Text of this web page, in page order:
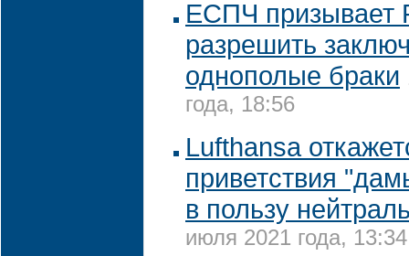
ЕСПЧ призывает
разрешить
однополые браки
года, 18:56
Lufthansa
приветствия
в пользу
июля 2021 года, 13:34